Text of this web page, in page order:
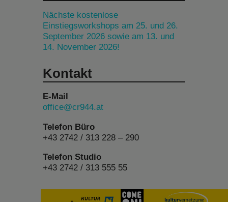
Nächste kostenlose
Einstiegsworkshops am 25. und 26.
September 2026 sowie am 13. und
14. November 2026!
Kontakt
E-Mail
office@cr944.at
Telefon Büro
+43 2742 / 313 228 – 290
Telefon Studio
+43 2742 / 313 555 55